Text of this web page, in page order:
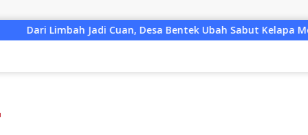
Cuan, Desa Bentek Ubah Sabut Kelapa Menjadi Peluang